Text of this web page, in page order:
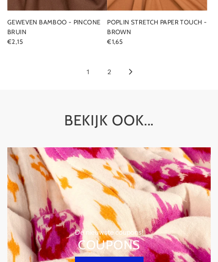
GEWEVEN BAMBOO - PINCONE
BRUIN
€2,15
POPLIN STRETCH PAPER TOUCH -
BROWN
€1,65
1 2
BEKIJK OOK...
De nieuwste coupons!
COUPONS